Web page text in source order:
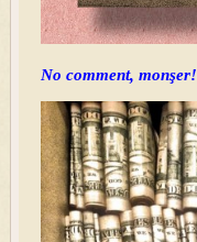
No comment, monşer!